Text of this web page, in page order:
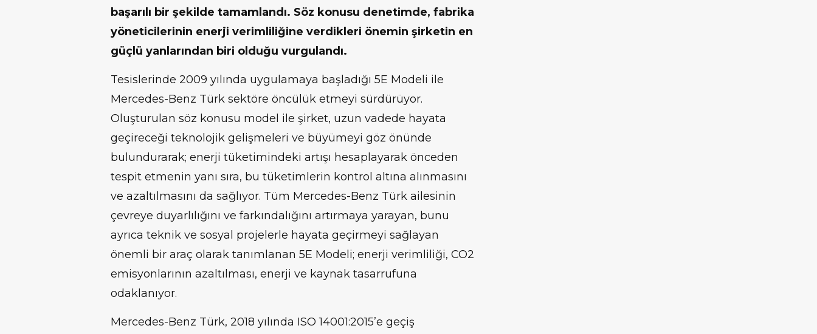
başarılı bir şekilde tamamlandı. Söz konusu denetimde, fabrika
yöneticilerinin enerji verimliliğine verdikleri önemin şirketin en
güçlü yanlarından biri olduğu vurgulandı.
Tesislerinde 2009 yılında uygulamaya başladığı 5E Modeli ile
Mercedes-Benz Türk sektöre öncülük etmeyi sürdürüyor.
Oluşturulan söz konusu model ile şirket, uzun vadede hayata
geçireceği teknolojik gelişmeleri ve büyümeyi göz önünde
bulundurarak; enerji tüketimindeki artışı hesaplayarak önceden
tespit etmenin yanı sıra, bu tüketimlerin kontrol altına alınmasını
ve azaltılmasını da sağlıyor. Tüm Mercedes-Benz Türk ailesinin
çevreye duyarlılığını ve farkındalığını artırmaya yarayan, bunu
ayrıca teknik ve sosyal projelerle hayata geçirmeyi sağlayan
önemli bir araç olarak tanımlanan 5E Modeli; enerji verimliliği, CO2
emisyonlarının azaltılması, enerji ve kaynak tasarrufuna
odaklanıyor.
Mercedes-Benz Türk, 2018 yılında ISO 14001:2015’e geçiş